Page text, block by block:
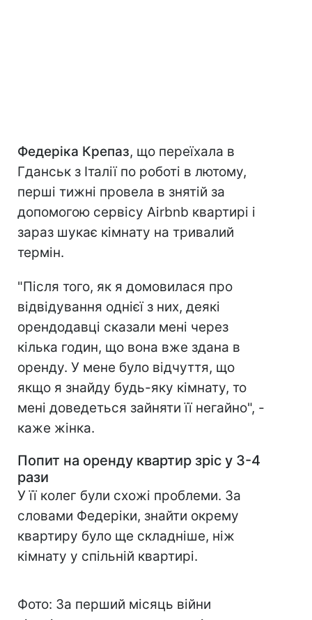
Федеріка Крепаз, що переїхала в
Гданськ з Італії по роботі в лютому,
перші тижні провела в знятій за
допомогою сервісу Airbnb квартирі і
зараз шукає кімнату на тривалий
термін.
"Після того, як я домовилася про
відвідування однієї з них, деякі
орендодавці сказали мені через
кілька годин, що вона вже здана в
оренду. У мене було відчуття, що
якщо я знайду будь-яку кімнату, то
мені доведеться зайняти її негайно", -
каже жінка.
Попит на оренду квартир зріс у 3-4
рази
У її колег були схожі проблеми. За
словами Федеріки, знайти окрему
квартиру було ще складніше, ніж
кімнату у спільній квартирі.
Фото: За перший місяць війни